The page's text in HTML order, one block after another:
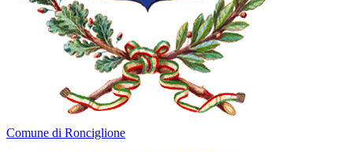
Comune di Ronciglione